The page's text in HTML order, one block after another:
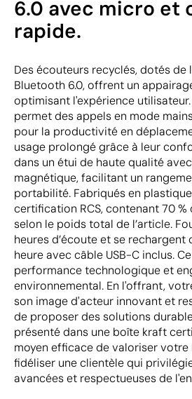
6.0 avec micro et
rapide.
Des écouteurs recyclés, dotés
Bluetooth 6.0, offrent un
optimisant l'expérience
permet des appels en mode
pour la productivité en
usage prolongé grâce à leur
dans un étui de haute qualité
magnétique, facilitant un
portabilité. Fabriqués en
certification RCS, contenant 70
selon le poids total de l’article.
heures d’écoute et se rechargent
heure avec câble USB-C inclus.
performance technologique et
environnemental. En l'offrant,
son image d'acteur innovant et
de proposer des solutions
présenté dans une boîte kraft
moyen efficace de valoriser votre
fidéliser une clientèle qui
avancées et respectueuses de